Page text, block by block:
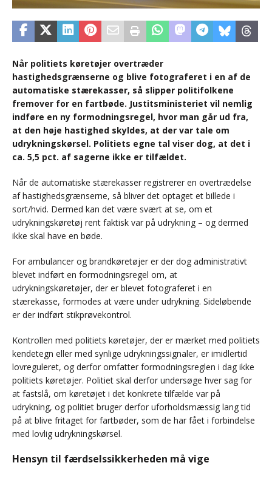
Når politiets køretøjer overtræder
hastighedsgrænserne og blive fotograferet i en af de
automatiske stærekasser, så slipper politifolkene
fremover for en fartbøde. Justitsministeriet vil nemlig
indføre en ny formodningsregel, hvor man går ud fra,
at den høje hastighed skyldes, at der var tale om
udrykningskørsel. Politiets egne tal viser dog, at det i
ca. 5,5 pct. af sagerne ikke er tilfældet.
Når de automatiske stærekasser registrerer en overtrædelse
af hastighedsgrænserne, så bliver det optaget et billede i
sort/hvid. Dermed kan det være svært at se, om et
udrykningskøretøj rent faktisk var på udrykning – og dermed
ikke skal have en bøde.
For ambulancer og brandkøretøjer er der dog administrativt
blevet indført en formodningsregel om, at
udrykningskøretøjer, der er blevet fotograferet i en
stærekasse, formodes at være under udrykning. Sideløbende
er der indført stikprøvekontrol.
Kontrollen med politiets køretøjer, der er mærket med politiets
kendetegn eller med synlige udrykningssignaler, er imidlertid
lovreguleret, og derfor omfatter formodningsreglen i dag ikke
politiets køretøjer. Politiet skal derfor undersøge hver sag for
at fastslå, om køretøjet i det konkrete tilfælde var på
udrykning, og politiet bruger derfor uforholdsmæssig lang tid
på at blive fritaget for fartbøder, som de har fået i forbindelse
med lovlig udrykningskørsel.
Hensyn til færdselssikkerheden må vige